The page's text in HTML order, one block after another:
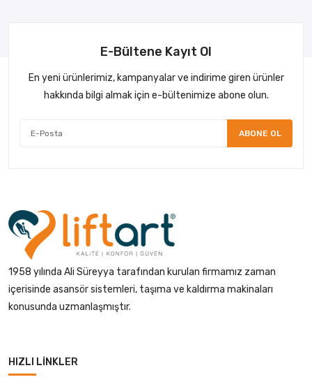
E-Bültene Kayıt Ol
En yeni ürünlerimiz, kampanyalar ve indirime giren ürünler
hakkında bilgi almak için e-bültenimize abone olun.
ABONE OL
1958 yılında Ali Süreyya tarafından kurulan firmamız zaman
içerisinde asansör sistemleri, taşıma ve kaldırma makinaları
konusunda uzmanlaşmıştır.
HIZLI LINKLER